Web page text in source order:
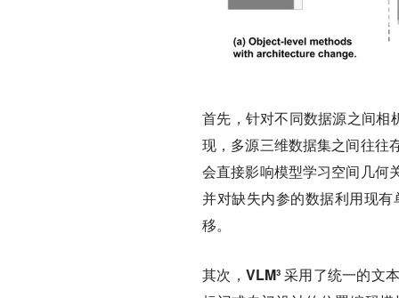
首先，针对不同数据源之间相
现，多源三维数据集之间往往
会直接影响模型学习空间几何
并对缺失内参的数据利用现
移。
其次， VLM³ 采用了统一的文